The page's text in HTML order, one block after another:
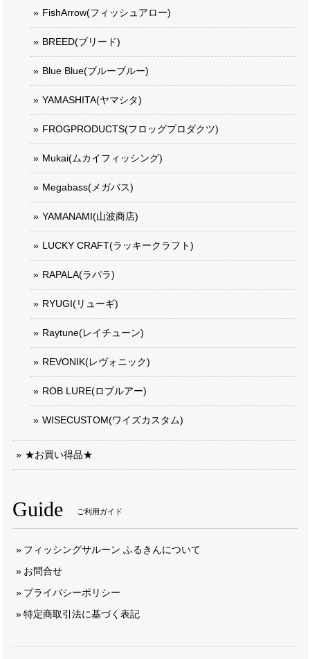
FishArrow(フィッシュアロー)
BREED(ブリード)
Blue Blue(ブルーブルー)
YAMASHITA(ヤマシタ)
FROGPRODUCTS(フロッグプロダクツ)
Mukai(ムカイフィッシング)
Megabass(メガバス)
YAMANAMI(山波商店)
LUCKY CRAFT(ラッキークラフト)
RAPALA(ラパラ)
RYUGI(リューギ)
Raytune(レイチューン)
REVONIK(レヴォニック)
ROB LURE(ロブルアー)
WISECUSTOM(ワイズカスタム)
★お買い得品★
Guide ご利用ガイド
フィッシングサルーン ふるきんについて
お問合せ
プライバシーポリシー
特定商取引法に基づく表記